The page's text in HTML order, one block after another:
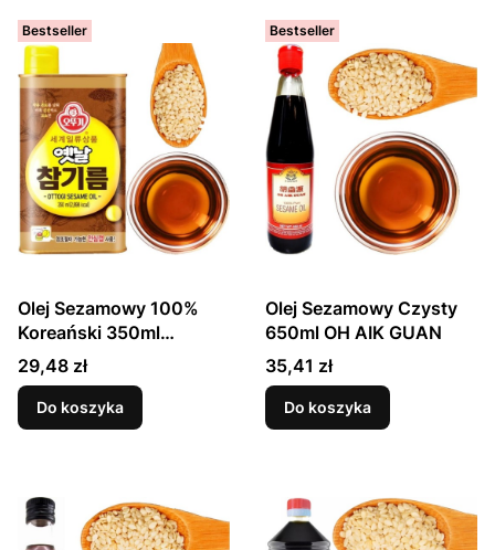
Bestseller
Olej Sezamowy 100%
Koreański 350ml
OTTOGI
Cena
29,48 zł
Do koszyka
Bestseller
Olej Sezamowy Czysty
650ml OH AIK GUAN
Cena
35,41 zł
Do koszyka